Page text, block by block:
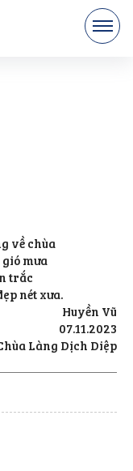
về chùa
mưa
trắc
nét xưa.
Huyền Vũ
07.11.2023
Làng Dịch Diệp